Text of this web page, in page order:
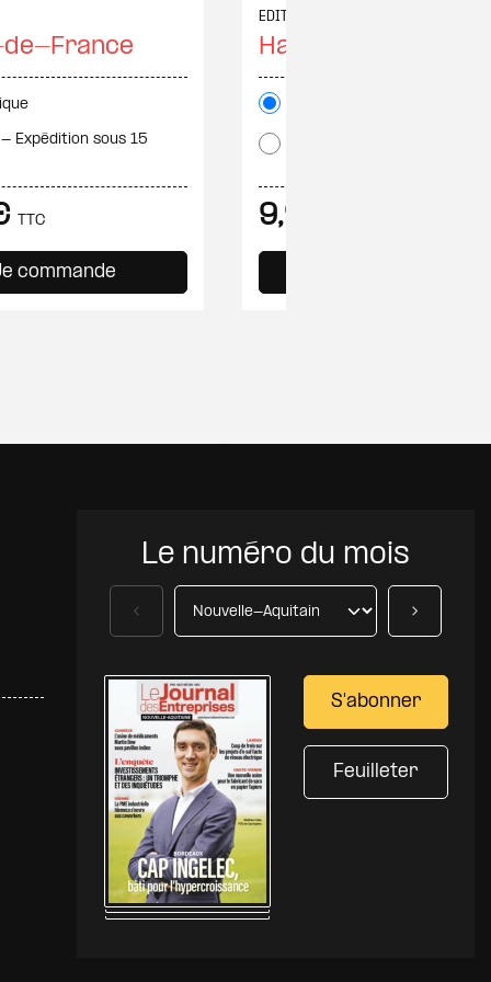
France
Expédition sous 15
TTC
EDITION
Hauts-de-France
9,90 €
Le numéro du mois
S'abonner
Feuilleter
Précédent Suivant